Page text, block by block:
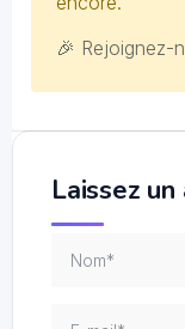
🎉 Rejoignez-
Laissez